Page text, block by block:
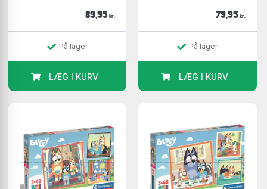
89,95 kr.
På lager
LÆG I KURV
79,95 kr.
På lager
LÆG I KURV